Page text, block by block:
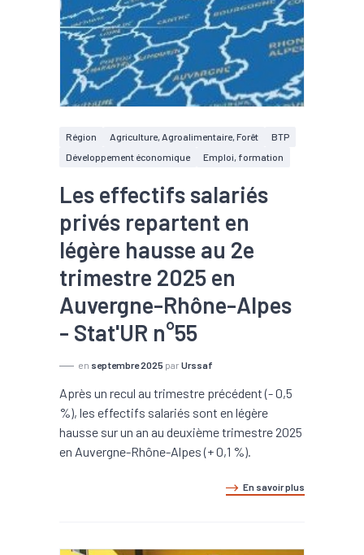
Région Agriculture, Agroalimentaire, Forêt
BTP
Développement économique
Emploi, formation
Les effectifs salariés
privés repartent en
légère hausse au 2e
trimestre 2025 en
Auvergne-Rhône-Alpes
- Stat'UR n°55
en septembre 2025 par Urssaf
Après un recul au trimestre précédent (- 0,5
%), les effectifs salariés sont en légère
hausse sur un an au deuxième trimestre 2025
en Auvergne-Rhône-Alpes (+ 0,1 %).
En savoir plus